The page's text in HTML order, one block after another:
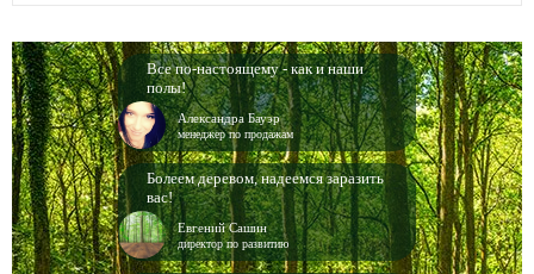
Все по-настоящему - как и наши
полы!
Александра Бауэр
менеджер по продажам
Болеем деревом, надеемся заразить
вас!
Евгений Сашин
директор по развитию